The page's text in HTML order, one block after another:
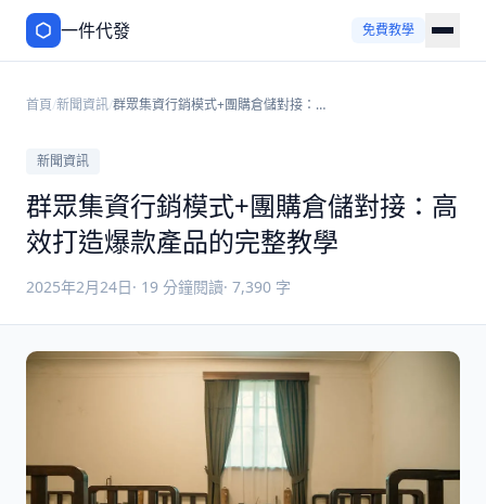
一件代發 免費教學
首頁/新聞資訊/群眾集資行銷模式+團購倉儲對接：高
新聞資訊
群眾集資行銷模式+團購倉儲對接：高
效打造爆款產品的完整教學
2025年2月24日· 19 分鐘閱讀· 7,390 字